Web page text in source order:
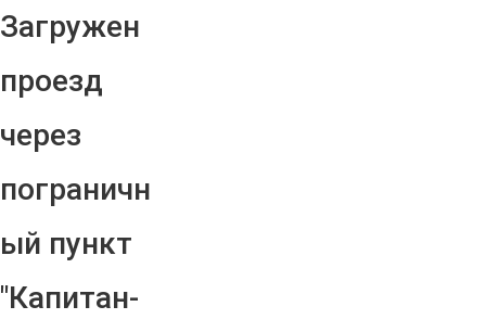
Загружен
проезд
через
пограничн
ый пункт
"Капитан-